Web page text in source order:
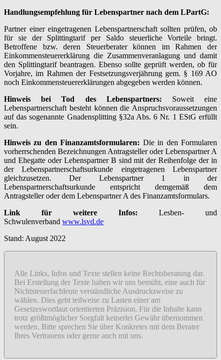
Handlungsempfehlung für Lebenspartner nach dem LPartG:
Partner einer eingetragenen Lebenspartnerschaft sollten prüfen, ob
für sie der Splittingtarif per Saldo steuerliche Vorteile bringt.
Betroffene bzw. deren Steuerberater können im Rahmen der
Einkommensteuererklärung die Zusammenveranlagung und damit
den Splittingtarif beantragen. Ebenso sollte geprüft werden, ob für
Vorjahre, im Rahmen der Festsetzungsverjährung gem. § 169 AO
noch Einkommensteuererklärungen abgegeben werden können.
Hinweis bei Tod des Lebenspartners: Soweit eine
Lebenspartnerschaft besteht können die Anspruchsvoraussetzungen
auf das sogenannte Gnadensplitting §32a Abs. 6 Nr. 1 EStG erfüllt
sein.
Hinweis zu den Finanzamtsformularen: Die in den Formularen
vorherrschenden Bezeichnungen Antragsteller oder Lebenspartner A
und Ehegatte oder Lebenspartner B sind mit der Reihenfolge der in
der Lebenspartnerschaftsurkunde eingetragenen Lebenspartner
gleichzusetzen. Der Lebenspartner 1 in der
Lebenspartnerschaftsurkunde entspricht demgemäß dem
Antragsteller oder dem Lebenspartner A des Finanzamtsformulars.
Link für weitere Infos: Lesben- und
Schwulenverband www.lsvd.de
Stand: August 2022
Alle Links, Infos und Texte stellen keine Rechtsberatung dar.
Bei Erstellung der Texte haben wir uns bemüht, eine auch für
Nichtsteuerfachleute verständliche Ausdrucksweise zu
wählen. Dies geht teilweise zu Lasten einer am
Gesetzeswortlaut orientierten Präzision. Für die Inhalte kann
trotz größtmöglicher Sorgfalt keinerlei Gewähr übernommen
werden. Bitte sprechen Sie über Konkretes mit dem Berater
Ihres Vertrauens oder gerne auch mit uns.